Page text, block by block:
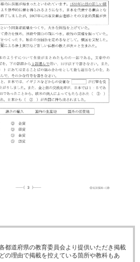
都道府県の教育委員会より提供いただき掲載
の理由で掲載を控えている箇所や教科もあ